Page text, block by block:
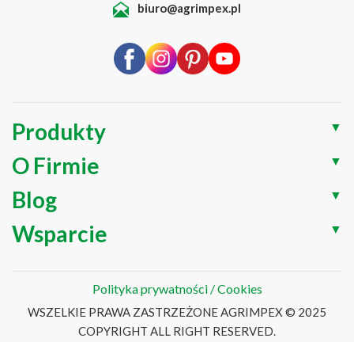
biuro@agrimpex.pl
Produkty ▼
O Firmie ▼
Blog ▼
Wsparcie ▼
Polityka prywatności / Cookies
WSZELKIE PRAWA ZASTRZEŻONE AGRIMPEX © 2025
COPYRIGHT ALL RIGHT RESERVED.